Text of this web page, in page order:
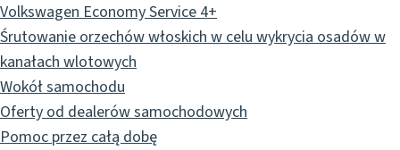
Volkswagen Economy Service 4+
Śrutowanie orzechów włoskich w celu wykrycia osadów w
kanałach wlotowych
Wokół samochodu
Oferty od dealerów samochodowych
Pomoc przez całą dobę